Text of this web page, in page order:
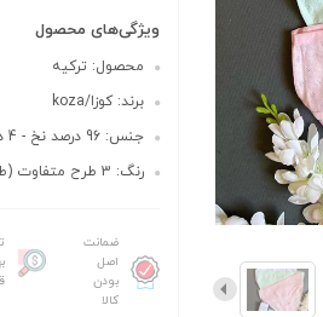
ویژگی‌های محصول
محصول: ترکیه
برند: کوزا/koza
جنس: 96 درصد نخ - 4 درصد الستان
رنگ: 3 طرح متفاوت (طبق عکس)
ضمانت
اصل
بودن
کالا